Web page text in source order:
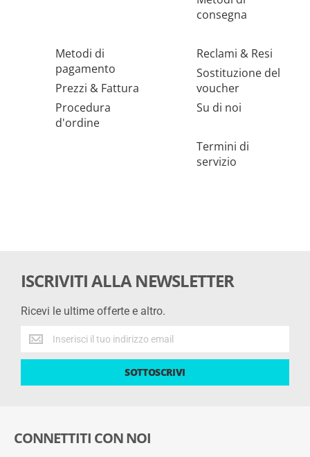
consegna
Metodi di
pagamento
Prezzi & Fattura
Procedura
d'ordine
Reclami & Resi
Sostituzione del
voucher
Su di noi
Termini di
servizio
ISCRIVITI ALLA NEWSLETTER
Ricevi le ultime offerte e altro.
Ricevi
ultime
SOTTOSCRIVI
CONNETTITI CON NOI